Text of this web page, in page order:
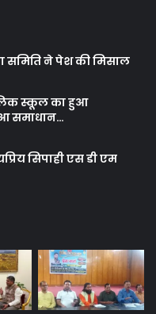
समिति ने पेश की मिसाल
स्कूल का हुआ
समाधान…
सिपाही एस डी एम